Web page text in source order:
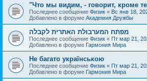
"Что мы видим, - говорит, кроме
Последнее сообщение Физик « Вс янв 18,
Добавлено в форуме Академия Дружбы
מפתח המערבולת האתרית לקבלה
Последнее сообщение Физик « Пт мар 21,
Добавлено в форуме Гармония Мира
Не багато українською
Последнее сообщение Физик « Пт мар 21,
Добавлено в форуме Гармония Мира